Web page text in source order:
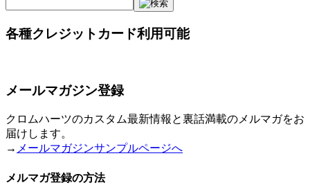
各種クレジットカード利用可能
メールマガジン登録
クロムハーツのカスタム最新情報と裏話満載のメルマガをお
届けします。
→ メールマガジンサンプルページへ
メルマガ登録の方法